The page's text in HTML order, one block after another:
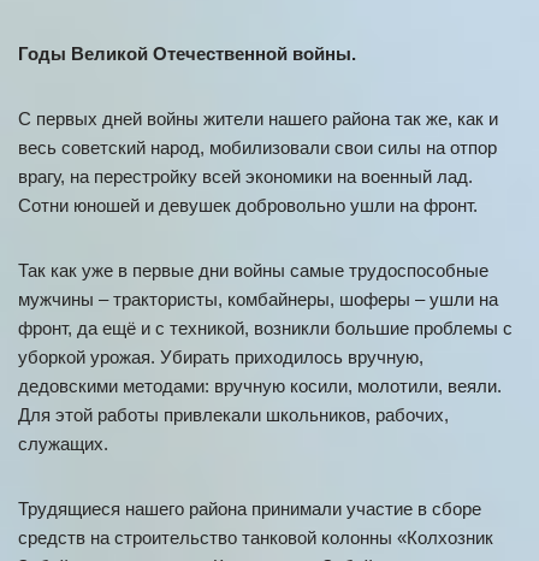
Годы Великой Отечественной войны.
С первых дней войны жители нашего района так же, как и
весь советский народ, мобилизовали свои силы на отпор
врагу, на перестройку всей экономики на военный лад.
Сотни юношей и девушек добровольно ушли на фронт.
Так как уже в первые дни войны самые трудоспособные
мужчины – трактористы, комбайнеры, шоферы – ушли на
фронт, да ещё и с техникой, возникли большие проблемы с
уборкой урожая. Убирать приходилось вручную,
дедовскими методами: вручную косили, молотили, веяли.
Для этой работы привлекали школьников, рабочих,
служащих.
Трудящиеся нашего района принимали участие в сборе
средств на строительство танковой колонны «Колхозник